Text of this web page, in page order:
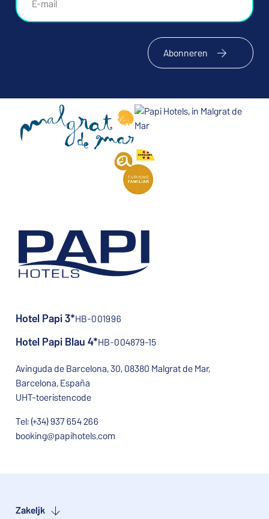
Abonneren
Hotel Papi 3*HB-001996
Hotel Papi Blau 4*HB-004879-15
Avinguda de Barcelona, 30, 08380 Malgrat de Mar,
Barcelona, España
UHT-toeristencode
Tel: (+34) 937 654 266
booking@papihotels.com
Zakelijk